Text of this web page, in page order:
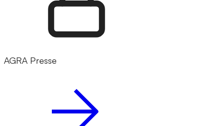
AGRA Presse